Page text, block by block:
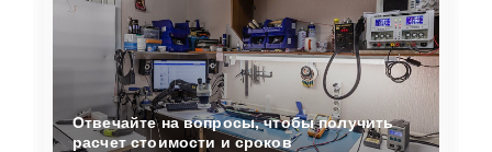
Отвечайте на вопросы, чтобы получить
расчет стоимости и сроков